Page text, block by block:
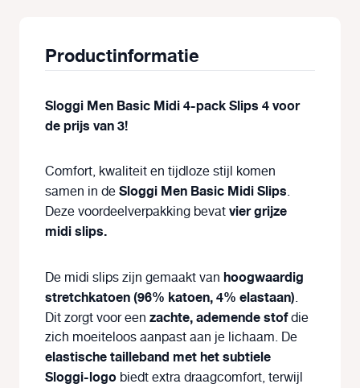
Productinformatie
Sloggi Men Basic Midi 4-pack Slips 4 voor
de prijs van 3!
Comfort, kwaliteit en tijdloze stijl komen
samen in deSloggi Men Basic Midi Slips.
Deze voordeelverpakking bevatvier grijze
midi slips.
De midi slips zijn gemaakt van hoogwaardig
stretchkatoen (96% katoen, 4% elastaan).
Dit zorgt voor een zachte, ademende stofdie
zich moeiteloos aanpast aan je lichaam. De
elastische tailleband met het subtiele
Sloggi-logo biedt extra draagcomfort, terwijl